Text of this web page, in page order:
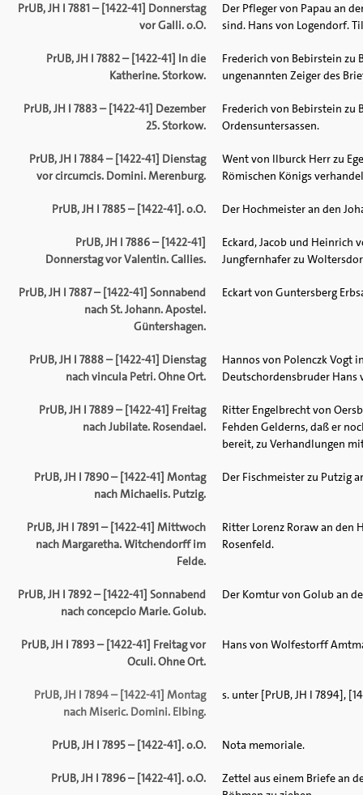
PrUB, JH I 7881 – [1422-41] Donnerstag
vor Galli. o.O.
Der Pfleger von Papau an
sind. Hans von Logendorf.
PrUB, JH I 7882 – [1422-41] In die
Katherine. Storkow.
Frederich von Bebirstein zu
ungenannten Zeiger des
PrUB, JH I 7883 – [1422-41] Dezember
25. Storkow.
Frederich von Bebirstein zu
Ordensuntersassen.
PrUB, JH I 7884 – [1422-41] Dienstag
vor circumcis. Domini. Merenburg.
Went von Ilburck Herr zu
Römischen Königs
PrUB, JH I 7885 – [1422-41]. o.O. Der Hochmeister an den
PrUB, JH I 7886 – [1422-41]
Donnerstag vor Valentin. Callies.
Eckard, Jacob und Heinrich
Jungfernhafer zu
PrUB, JH I 7887 – [1422-41] Sonnabend
nach St. Johann. Apostel.
Güntershagen.
Eckart von Guntersberg
PrUB, JH I 7888 – [1422-41] Dienstag
nach vincula Petri. Ohne Ort.
Hannos von Polenczk Vogt
Deutschordensbruder
PrUB, JH I 7889 – [1422-41] Freitag
nach Jubilate. Rosendael.
Ritter Engelbrecht von
Fehden Gelderns, daß er
bereit, zu Verhandlungen
PrUB, JH I 7890 – [1422-41] Montag
nach Michaelis. Putzig.
Der Fischmeister zu Putzig
PrUB, JH I 7891 – [1422-41] Mittwoch
nach Margaretha. Witchendorff im
Felde.
Ritter Lorenz Roraw an den
Rosenfeld.
PrUB, JH I 7892 – [1422-41] Sonnabend
nach concepcio Marie. Golub.
Der Komtur von Golub an
PrUB, JH I 7893 – [1422-41] Freitag vor
Oculi. Ohne Ort.
Hans von Wolfestorff
PrUB, JH I 7894 – [1422-41] Montag
nach Miseric. Domini. Elbing.
s. unter [PrUB, JH I 7894],
PrUB, JH I 7895 – [1422-41]. o.O. Nota memoriale.
PrUB, JH I 7896 – [1422-41]. o.O.
Zettel aus einem Briefe an